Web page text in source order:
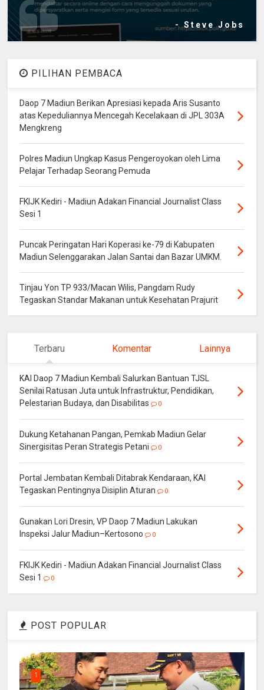
- Steve Jobs
PILIHAN PEMBACA
Daop 7 Madiun Berikan Apresiasi kepada Aris Susanto
atas Kepeduliannya Mencegah Kecelakaan di JPL 303A
Mengkreng
Polres Madiun Ungkap Kasus Pengeroyokan oleh Lima
Pelajar Terhadap Seorang Pemuda
FKIJK Kediri - Madiun Adakan Financial Journalist Class
Sesi 1
Puncak Peringatan Hari Koperasi ke-79 di Kabupaten
Madiun Selenggarakan Jalan Santai dan Bazar UMKM.
Tinjau Yon TP 933/Macan Wilis, Pangdam Rudy
Tegaskan Standar Makanan untuk Kesehatan Prajurit
Terbaru Komentar Lainnya
KAI Daop 7 Madiun Kembali Salurkan Bantuan TJSL
Senilai Ratusan Juta untuk Infrastruktur, Pendidikan,
Pelestarian Budaya, dan Disabilitas
0
Dukung Ketahanan Pangan, Pemkab Madiun Gelar
Sinergisitas Peran Strategis Petani
0
Portal Jembatan Kembali Ditabrak Kendaraan, KAI
Tegaskan Pentingnya Disiplin Aturan
0
Gunakan Lori Dresin, VP Daop 7 Madiun Lakukan
Inspeksi Jalur Madiun–Kertosono
0
FKIJK Kediri - Madiun Adakan Financial Journalist Class
Sesi 1
0
POST POPULAR
1